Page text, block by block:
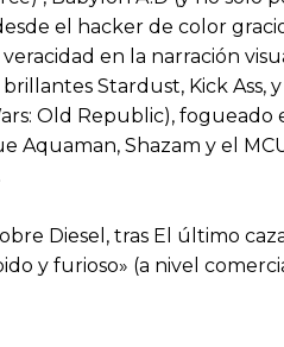
el hacker de color
en la narración
Stardust, Kick Ass,
Old Republic),
Aquaman, Shazam y el
Diesel, tras El último
y furioso» (a nivel